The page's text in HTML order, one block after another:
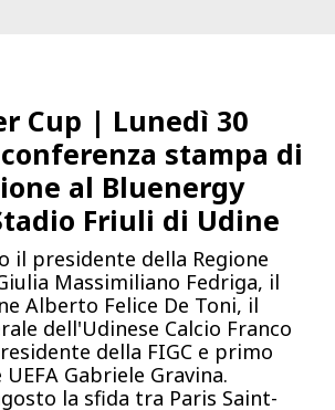
MEMBERSHIP PROGRAM
STAGIONE
CLUB
STADIUM
MEETING CENTER
Cup | Lunedì 30
stampa di
al Bluenergy
Friuli di Udine
il presidente della Regione
Massimiliano Fedriga, il
Alberto Felice De Toni, il
dell'Udinese Calcio Franco
della FIGC e primo
Gabriele Gravina.
la sfida tra Paris Saint-